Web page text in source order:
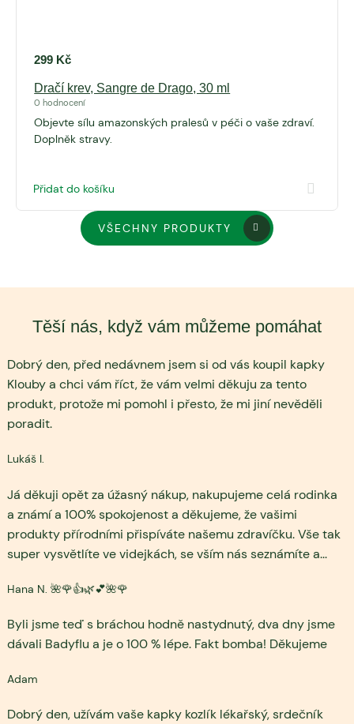
299 Kč
Dračí krev, Sangre de Drago, 30 ml
0 hodnocení
Objevte sílu amazonských pralesů v péči o vaše zdraví.
Doplněk stravy.
Přidat do košíku
VŠECHNY PRODUKTY
Těší nás, když vám můžeme pomáhat
Dobrý den, před nedávnem jsem si od vás koupil kapky
Klouby a chci vám říct, že vám velmi děkuju za tento
produkt, protože mi pomohl i přesto, že mi jiní nevěděli
poradit.
Lukáš I.
Já děkuji opět za úžasný nákup, nakupujeme celá rodinka
a známí a 100% spokojenost a děkujeme, že vašimi
produkty přírodními přispíváte našemu zdravíčku. Vše tak
super vysvětlíte ve videjkách, se vším nás seznámíte a...
Hana N. 🌺🌹👍🌿💕🌺🌹
Byli jsme teď s bráchou hodně nastydnutý, dva dny jsme
dávali Badyflu a je o 100 % lépe. Fakt bomba! Děkujeme
Adam
Dobrý den, užívám vaše kapky kozlík lékařský, srdečník